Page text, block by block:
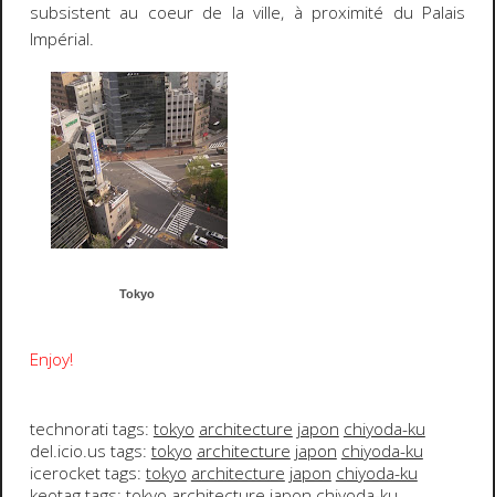
subsistent au coeur de la ville, à proximité du Palais
Impérial.
Tokyo
Enjoy!
technorati tags: tokyo architecture japon chiyoda-ku
del.icio.us tags: tokyo architecture japon chiyoda-ku
icerocket tags: tokyo architecture japon chiyoda-ku